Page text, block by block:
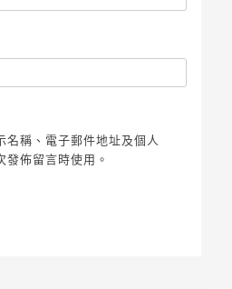
名稱、電子郵件地址及個人
發佈留言時使用。